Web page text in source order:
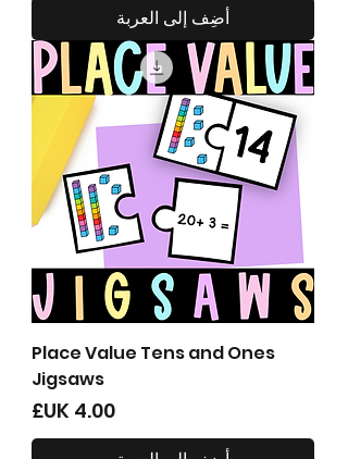
أضِف إلى العربة
Place Value Tens and Ones
Jigsaws
السعر